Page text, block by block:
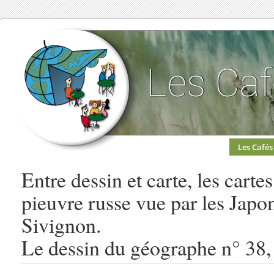
Les Cafés
Entre dessin et carte, les
pieuvre russe vue par les
Sivignon.
Le dessin du géographe n°